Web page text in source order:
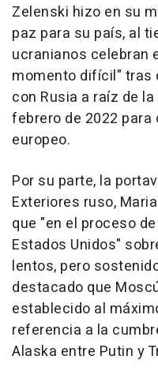
Zelenski hizo en su
paz para su país, al
ucranianos celebran
momento difícil" tras
con Rusia a raíz de
febrero de 2022
europeo.
Por su parte, la
Exteriores ruso,
que "en el proceso
Estados Unidos"
lentos, pero
destacado que
establecido al
referencia a la
Alaska entre Putin y